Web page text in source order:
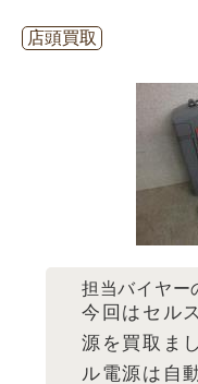
店頭買取
担当バイヤー
今回はセル
源を買取ま
ル電源は自